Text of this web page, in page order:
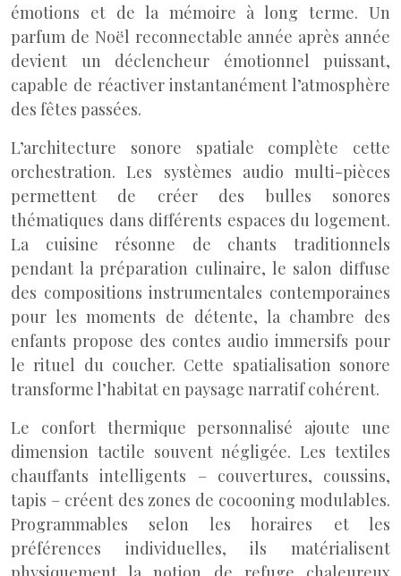
émotions et de la mémoire à long terme. Un
parfum de Noël reconnectable année après année
devient un déclencheur émotionnel puissant,
capable de réactiver instantanément l’atmosphère
des fêtes passées.
L’architecture sonore spatiale complète cette
orchestration. Les systèmes audio multi-pièces
permettent de créer des bulles sonores
thématiques dans différents espaces du logement.
La cuisine résonne de chants traditionnels
pendant la préparation culinaire, le salon diffuse
des compositions instrumentales contemporaines
pour les moments de détente, la chambre des
enfants propose des contes audio immersifs pour
le rituel du coucher. Cette spatialisation sonore
transforme l’habitat en paysage narratif cohérent.
Le confort thermique personnalisé ajoute une
dimension tactile souvent négligée. Les textiles
chauffants intelligents – couvertures, coussins,
tapis – créent des zones de cocooning modulables.
Programmables selon les horaires et les
préférences individuelles, ils matérialisent